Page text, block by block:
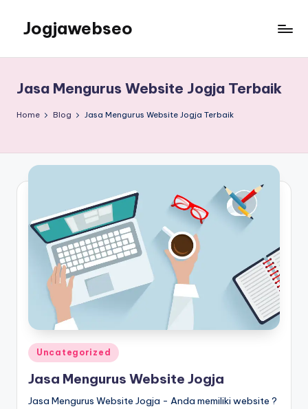
Jogjawebseo
Jasa Mengurus Website Jogja Terbaik
Home Blog Jasa Mengurus Website Jogja Terbaik
Uncategorized
Jasa Mengurus Website Jogja
Jasa Mengurus Website Jogja - Anda memiliki website ?